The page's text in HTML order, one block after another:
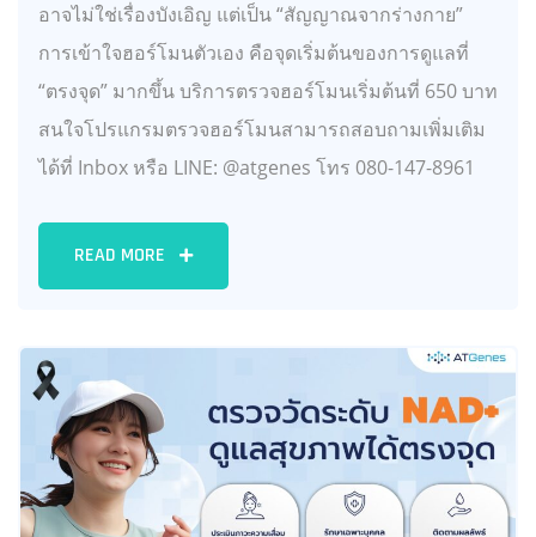
อาจไม่ใช่เรื่องบังเอิญ แต่เป็น “สัญญาณจากร่างกาย”
การเข้าใจฮอร์โมนตัวเอง คือจุดเริ่มต้นของการดูแลที่
“ตรงจุด” มากขึ้น บริการตรวจฮอร์โมนเริ่มต้นที่ 650 บาท
สนใจโปรแกรมตรวจฮอร์โมนสามารถสอบถามเพิ่มเติม
ได้ที่ Inbox หรือ LINE: @atgenes โทร 080-147-8961
READ MORE